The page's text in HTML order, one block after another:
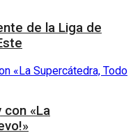
de la Liga de
con «La